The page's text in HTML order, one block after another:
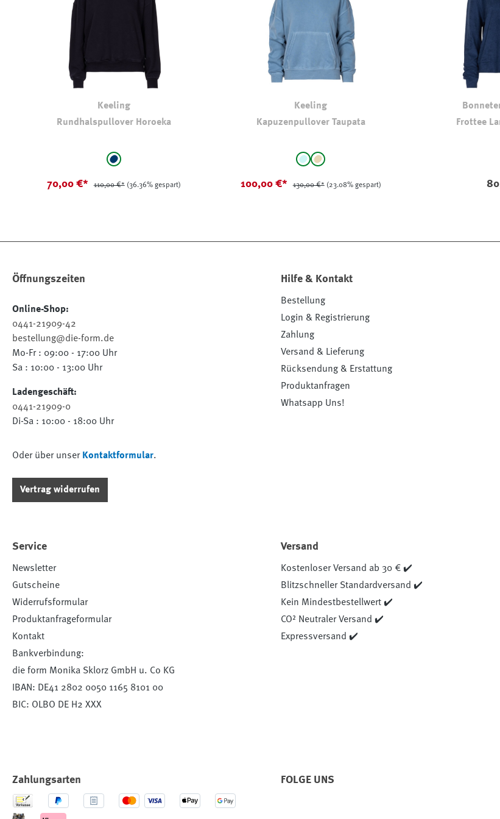
Keeling
Rundhalspullover Horoeka
auswählen
marine
70,00 €* 110,00 €* (36.36% gespart)
Keeling
Kapuzenpullover Taupata
auswählen
hellbleu
beige
(Diese Option ist zurzeit nicht verfügbar.)
100,00 €* 130,00 €* (23.08% gespart)
Frottee
Öffnungszeiten
Online-Shop:
0441-21909-42
bestellung@die-form.de
Mo-Fr : 09:00 - 17:00 Uhr
Sa : 10:00 - 13:00 Uhr
Ladengeschäft:
0441-21909-0
Di-Sa : 10:00 - 18:00 Uhr
Oder über unser Kontaktformular.
Vertrag widerrufen
Hilfe & Kontakt
Bestellung
Login & Registrierung
Zahlung
Versand & Lieferung
Rücksendung & Erstattung
Produktanfragen
Whatsapp Uns!
Service
Newsletter
Gutscheine
Widerrufsformular
Produktanfrageformular
Kontakt
Bankverbindung:
die form Monika Sklorz GmbH u. Co KG
IBAN: DE41 2802 0050 1165 8101 00
BIC: OLBO DE H2 XXX
Versand
Kostenloser Versand ab 30 € ✔️
Blitzschneller Standardversand ✔️
Kein Mindestbestellwert ✔️
CO² Neutraler Versand ✔️
Expressversand ✔️
Zahlungsarten FOLGE UNS